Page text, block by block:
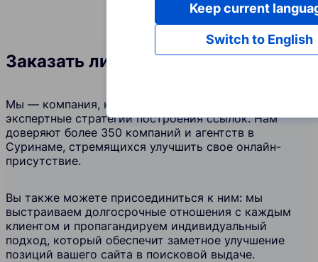
Услуги
Русский
Заказать линкбилдинг в Суринаме
Мы — компания, которая создает и поддерживает
экспертные стратегии построения ссылок. Нам
доверяют более 350 компаний и агентств в
Суринаме, стремящихся улучшить свое онлайн-
присутствие.
Вы также можете присоединиться к ним: мы
выстраиваем долгосрочные отношения с каждым
клиентом и пропагандируем индивидуальный
подход, который обеспечит заметное улучшение
позиций вашего сайта в поисковой выдаче.
Switch to English
Keep current